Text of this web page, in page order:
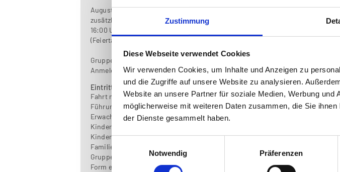
Zustimmung
Diese Webseite verwendet Cookies
Wir verwenden Cookies, um Inhalte und Anzeigen zu
und die Zugriffe auf unsere Website zu analysieren.
Website an unsere Partner für soziale Medien, Werbung
möglicherweise mit weiteren Daten zusammen, die Sie
der Dienste gesammelt haben.
Notwendig
Präferenzen
August
zusätzlich auch Mittwoch bis Freitag 14:00 -
16:00 Uhr
(Feiertage geschlossen)
Gruppenführungen (ab 15 Personen) nach
Anmeldung
Eintritt
Fahrt mit der Pferdeeisenbahn, Museum und
Führung
Erwachsene: 9,50
Kinder bis 6 Jahre: frei
Kinder 6 - 15 Jahren: 6,50
Familien: 25,50
Gruppen erhalten einen "Naturalrabatt" in
Form eines schokoladigen
stilgerechter Umgebung
Küche der "Wirte im
wurde besonders auf
Zeitreise in das
In den ehemaligen
untergebracht. Die
jetzt als
Ihnen besondere